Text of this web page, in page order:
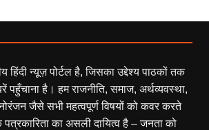
हिंदी न्यूज़ पोर्टल है, जिसका उद्देश्य पाठकों तक
पहुँचाना है। हम राजनीति, समाज, अर्थव्यवस्था,
जैसे सभी महत्वपूर्ण विषयों को कवर करते
पत्रकारिता का असली दायित्व है – जनता को